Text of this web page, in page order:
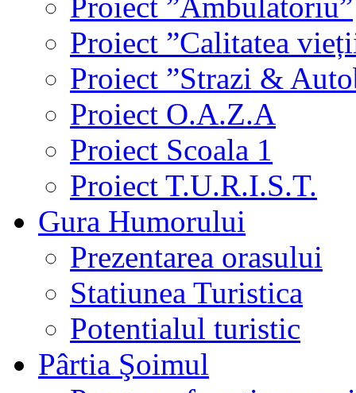
Proiect ”Calitatea
Proiect ”Strazi &
Proiect O.A.Z.A
Proiect Scoala 1
Proiect T.U.R.I.S.T.
Gura Humorului
Prezentarea orasului
Statiunea Turistica
Potentialul turistic
Pârtia Şoimul